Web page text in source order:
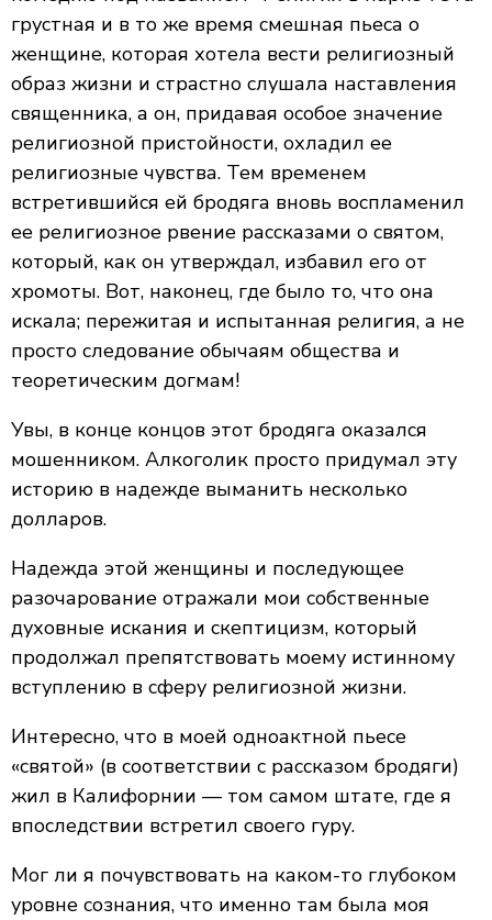
грустная и в то же время смешная пьеса о
женщине, которая хотела вести религиозный
образ жизни и страстно слушала наставления
священника, а он, придавая особое значение
религиозной пристойности, охладил ее
религиозные чувства. Тем временем
встретившийся ей бродяга вновь воспламенил
ее религиозное рвение рассказами о святом,
который, как он утверждал, избавил его от
хромоты. Вот, наконец, где было то, что она
искала; пережитая и испытанная религия, а не
просто следование обычаям общества и
теоретическим догмам!
Увы, в конце концов этот бродяга оказался
мошенником. Алкоголик просто придумал эту
историю в надежде выманить несколько
долларов.
Надежда этой женщины и последующее
разочарование отражали мои собственные
духовные искания и скептицизм, который
продолжал препятствовать моему истинному
вступлению в сферу религиозной жизни.
Интересно, что в моей одноактной пьесе
«святой» (в соответствии с рассказом бродяги)
жил в Калифорнии — том самом штате, где я
впоследствии встретил своего гуру.
Мог ли я почувствовать на каком-то глубоком
уровне сознания, что именно там была моя